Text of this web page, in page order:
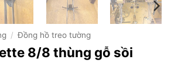
/ Đồng hồ treo tường
8/8 thùng gỗ sồi